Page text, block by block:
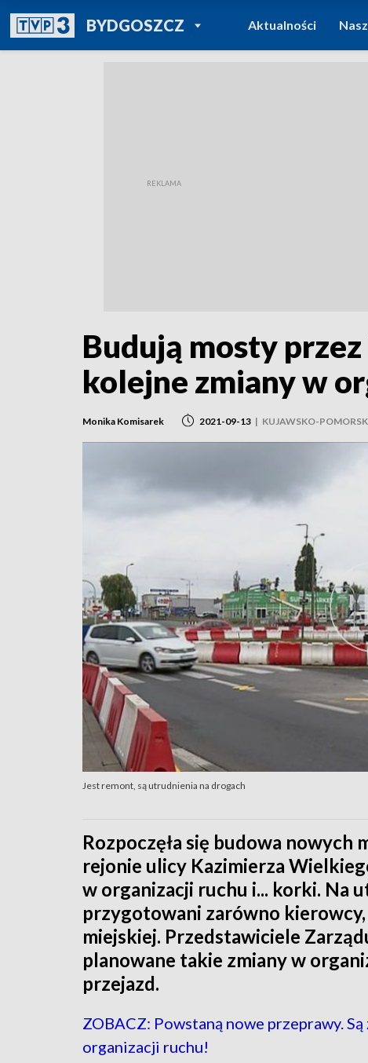
BYDGOSZCZPOWRÓT DO
TVP REGIONY
Aktualności
Budują mosty
kolejne zmiany w
Monika Komisarek 2021-09-13 | KUJAWSKO-
Jest remont, są utrudnienia na drogach
Rozpoczęła się budowa nowych
rejonie ulicy Kazimierza
w organizacji ruchu i... korki. Na
przygotowani zarówno
miejskiej. Przedstawiciele
planowane takie zmiany w
przejazd.
ZOBACZ: Powstaną nowe przeprawy. Są
organizacji ruchu!